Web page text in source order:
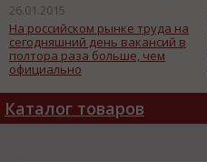
26.01.2015
На российском рынке труда на
сегодняшний день вакансий в
полтора раза больше, чем
официально
безработных, тем не менее
правительство начало
готовиться к ухудшению
Каталог товаров